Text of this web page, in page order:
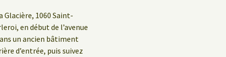
Glacière, 1060 Saint-
en début de l’avenue
un ancien bâtiment
d’entrée, puis suivez